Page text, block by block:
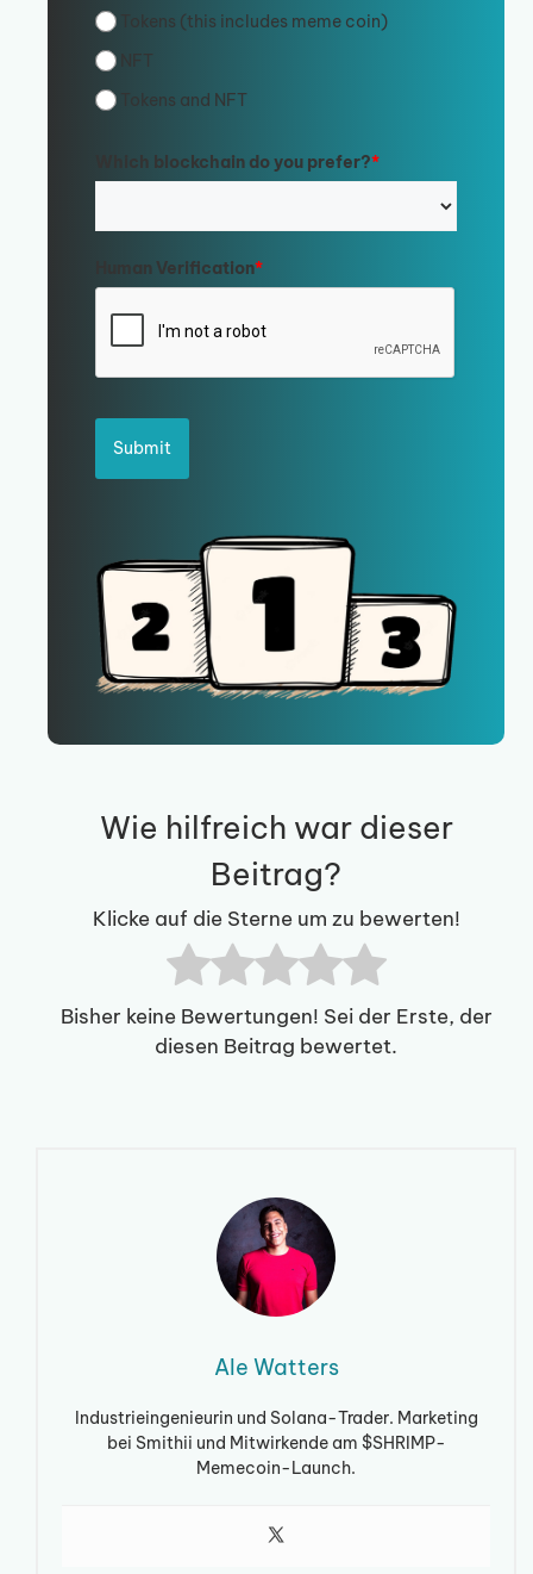
Tokens (this includes meme coin)
NFT
Tokens and NFT
Which blockchain do you prefer?*
Human Verification*
Submit
Wie hilfreich war dieser
Beitrag?
Klicke auf die Sterne um zu bewerten!
Bisher keine Bewertungen! Sei der Erste, der
diesen Beitrag bewertet.
Ale Watters
Industrieingenieurin und Solana-Trader. Marketing
bei Smithii und Mitwirkende am $SHRIMP-
Memecoin-Launch.